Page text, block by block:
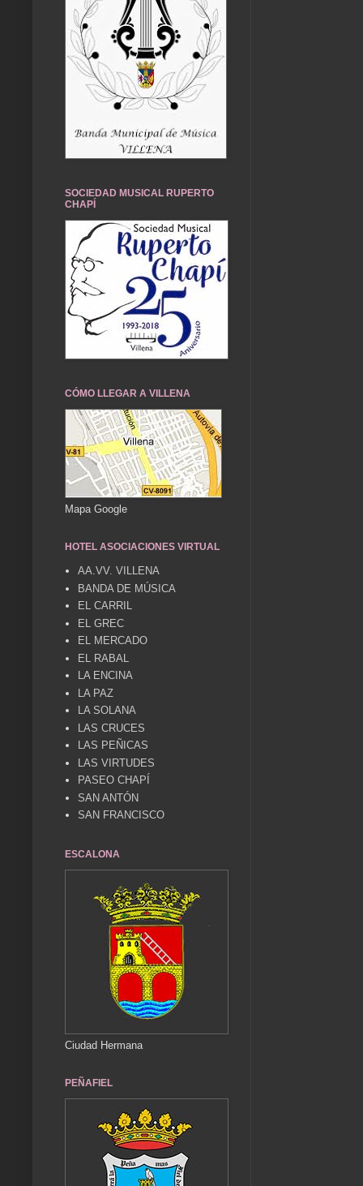
SOCIEDAD MUSICAL RUPERTO
CHAPÍ
CÓMO LLEGAR A VILLENA
Mapa Google
HOTEL ASOCIACIONES VIRTUAL
AA.VV. VILLENA
BANDA DE MÚSICA
EL CARRIL
EL GREC
EL MERCADO
EL RABAL
LA ENCINA
LA PAZ
LA SOLANA
LAS CRUCES
LAS PEÑICAS
LAS VIRTUDES
PASEO CHAPÍ
SAN ANTÓN
SAN FRANCISCO
ESCALONA
Ciudad Hermana
PEÑAFIEL